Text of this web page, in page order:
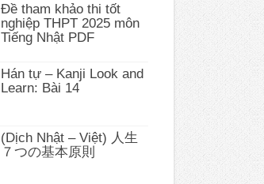
Đề tham khảo thi tốt
nghiệp THPT 2025 môn
Tiếng Nhật PDF
Hán tự – Kanji Look and
Learn: Bài 14
(Dịch Nhật – Việt) 人生
７つの基本原則